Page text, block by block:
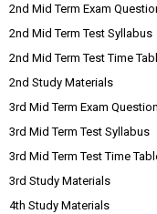
2nd Mid Term Exam
2nd Mid Term Test Syllabus
2nd Mid Term Test Time
2nd Study Materials
3rd Mid Term Exam
3rd Mid Term Test Syllabus
3rd Mid Term Test Time
3rd Study Materials
4th Study Materials